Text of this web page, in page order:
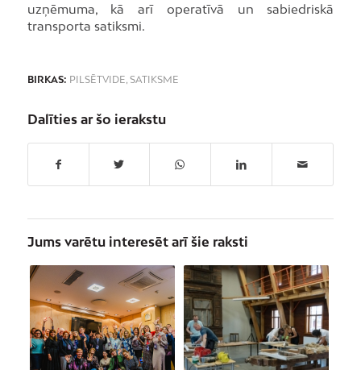
uzņēmuma, kā arī operatīvā un sabiedriskā
transporta satiksmi.
BIRKAS: PILSĒTVIDE, SATIKSME
Dalīties ar šo ierakstu
Jums varētu interesēt arī šie raksti